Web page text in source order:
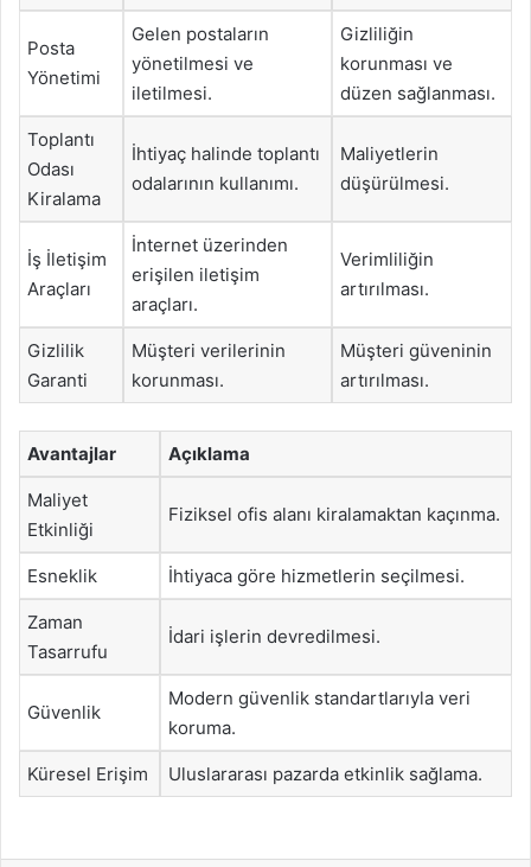
Posta
Yönetimi
Gelen postaların
yönetilmesi ve
iletilmesi.
Gizliliğin
korunması ve
düzen sağlanması.
Toplantı
Odası
Kiralama
İhtiyaç halinde toplantı
odalarının kullanımı.
Maliyetlerin
düşürülmesi.
İş İletişim
Araçları
İnternet üzerinden
erişilen iletişim
araçları.
Verimliliğin
artırılması.
Gizlilik
Garanti
Müşteri verilerinin
korunması.
Müşteri güveninin
artırılması.
Avantajlar Açıklama
Maliyet
Etkinliği
Fiziksel ofis alanı kiralamaktan kaçınma.
Esneklik İhtiyaca göre hizmetlerin seçilmesi.
Zaman
Tasarrufu
İdari işlerin devredilmesi.
Güvenlik
Modern güvenlik standartlarıyla veri
koruma.
Küresel Erişim Uluslararası pazarda etkinlik sağlama.